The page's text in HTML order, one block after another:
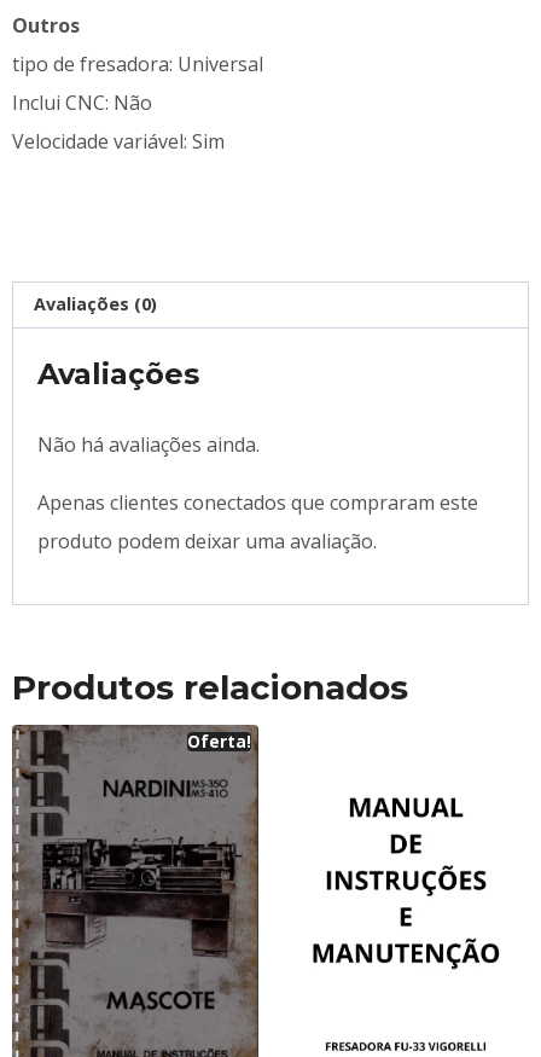
Outros
tipo de fresadora: Universal
Inclui CNC: Não
Velocidade variável: Sim
Avaliações (0)
Avaliações
Não há avaliações ainda.
Apenas clientes conectados que compraram este
produto podem deixar uma avaliação.
Produtos relacionados
Oferta!